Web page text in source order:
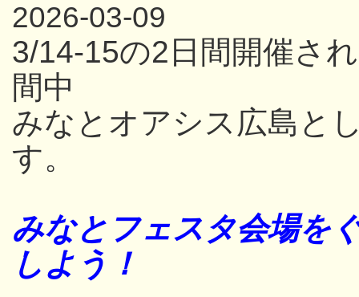
2026-03-09
3/14-15の2日間開催さ
間中
みなとオアシス広島と
す。
みなとフェスタ会場を
しよう！